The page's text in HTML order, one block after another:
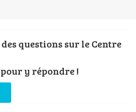
questions sur le Centre
y répondre !